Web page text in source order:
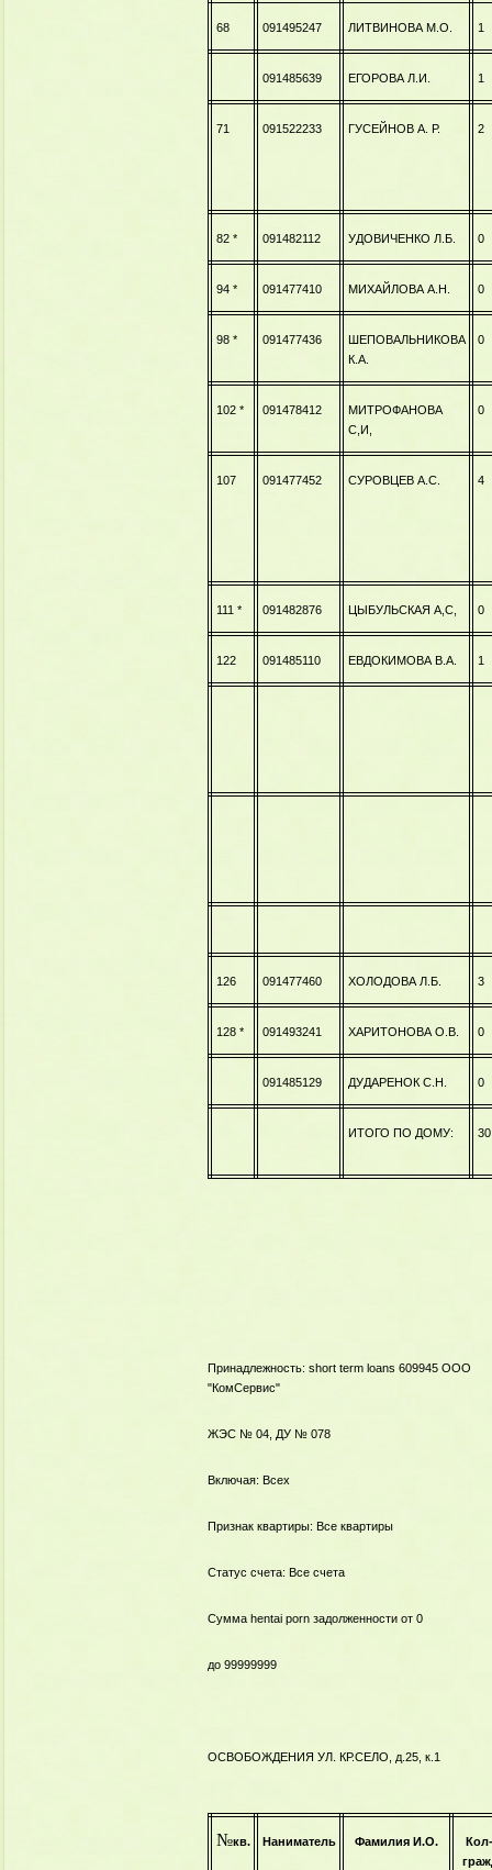
68 091495247 ЛИТВИНОВА М.О. 1
091485639 ЕГОРОВА Л.И. 1
71 091522233 ГУСЕЙНОВ А. Р. 2
82 * 091482112 УДОВИЧЕНКО Л.Б. 0
94 * 091477410 МИХАЙЛОВА А.Н. 0
98 * 091477436
ШЕПОВАЛЬНИКОВА
К.А.
0
102 * 091478412
МИТРОФАНОВА
С,И,
0
107 091477452 СУРОВЦЕВ А.С. 4
111 * 091482876 ЦЫБУЛЬСКАЯ А,С, 0
122 091485110 ЕВДОКИМОВА В.А. 1
126 091477460 ХОЛОДОВА Л.Б. 3
128 * 091493241 ХАРИТОНОВА О.В. 0
091485129 ДУДАРЕНОК С.Н. 0
ИТОГО ПО ДОМУ: 30
Принадлежность: short term loans 609945 ООО
"КомСервис"
ЖЭС № 04, ДУ № 078
Включая: Всех
Признак квартиры: Все квартиры
Статус счета: Все счета
Сумма hentai porn задолженности от 0
до 99999999
ОСВОБОЖДЕНИЯ УЛ. КР.СЕЛО, д.25, к.1
№кв. Наниматель Фамилия И.О.